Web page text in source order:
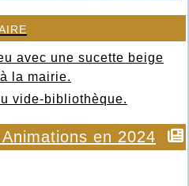
avec une sucette beige
la mairie.
vide-bibliothèque.
en 2024